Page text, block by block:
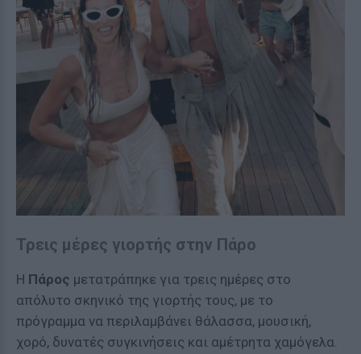
Τρεις μέρες γιορτής στην Πάρο
Η Πάρος μετατράπηκε για τρεις ημέρες στο
απόλυτο σκηνικό της γιορτής τους, με το
πρόγραμμα να περιλαμβάνει θάλασσα, μουσική,
χορό, δυνατές συγκινήσεις και αμέτρητα χαμόγελα.